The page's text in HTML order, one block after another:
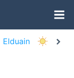
Elduain